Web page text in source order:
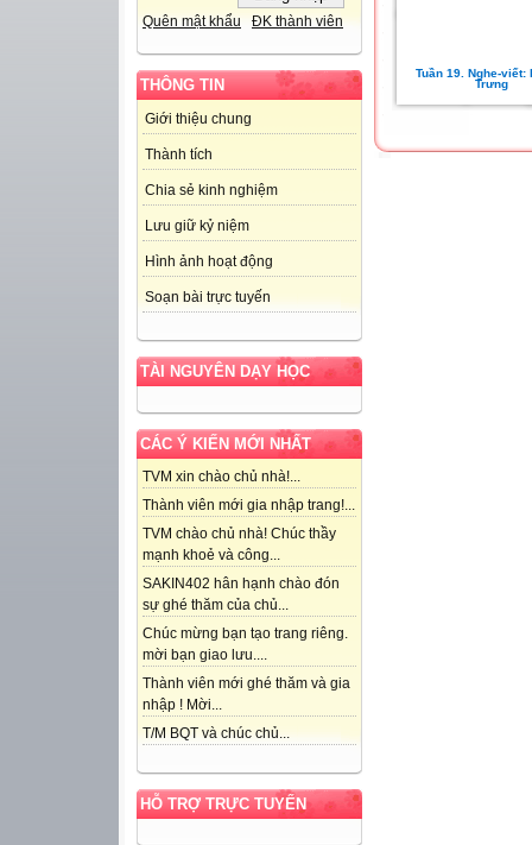
Quên mật khẩu ĐK thành viên
THÔNG TIN
Giới thiệu chung
Thành tích
Chia sẻ kinh nghiệm
Lưu giữ kỷ niệm
Hình ảnh hoạt động
Soạn bài trực tuyến
TÀI NGUYÊN DẠY HỌC
CÁC Ý KIẾN MỚI NHẤT
TVM xin chào chủ nhà!...
Thành viên mới gia nhập trang!...
TVM chào chủ nhà! Chúc thầy
mạnh khoẻ và công...
SAKIN402 hân hạnh chào đón
sự ghé thăm của chủ...
Chúc mừng bạn tạo trang riêng.
mời bạn giao lưu....
Thành viên mới ghé thăm và gia
nhập ! Mời...
T/M BQT và chúc chủ...
HỖ TRỢ TRỰC TUYẾN
Tuần 19. Nghe-viết:
Trưng